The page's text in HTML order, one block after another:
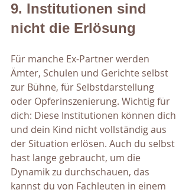
9. Institutionen sind
nicht die Erlösung
Für manche Ex-Partner werden
Ämter, Schulen und Gerichte selbst
zur Bühne, für Selbstdarstellung
oder Opferinszenierung. Wichtig für
dich: Diese Institutionen können dich
und dein Kind nicht vollständig aus
der Situation erlösen. Auch du selbst
hast lange gebraucht, um die
Dynamik zu durchschauen, das
kannst du von Fachleuten in einem